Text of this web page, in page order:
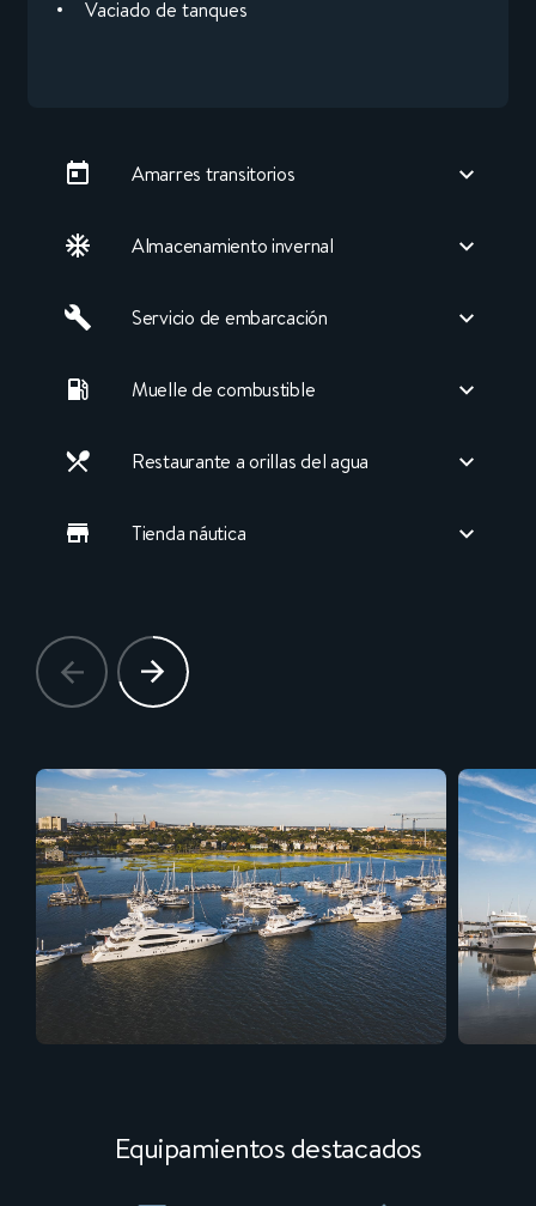
Vaciado de tanques
Amarres transitorios
Almacenamiento invernal
Servicio de embarcación
Muelle de combustible
Restaurante a orillas del agua
Tienda náutica
Equipamientos destacados